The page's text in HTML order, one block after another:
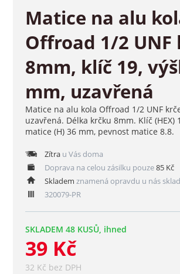
Matice na alu
Offroad 1/2 UNF
8mm, klíč 19,
mm, uzavřená
Matice na alu kola Offroad 1/2 UNF
uzavřená. Délka krčku 8mm. Klíč (HEX)
matice (H) 36 mm, pevnost matice 8.8.
Zítrau Vás doma
Doprava na celou zásilku pouze85 Kč
Skladem znamená opravdu u nás
320079-PR
SKLADEM 48 KUSŮ, ihned
39 Kč
32 Kč bez DPH